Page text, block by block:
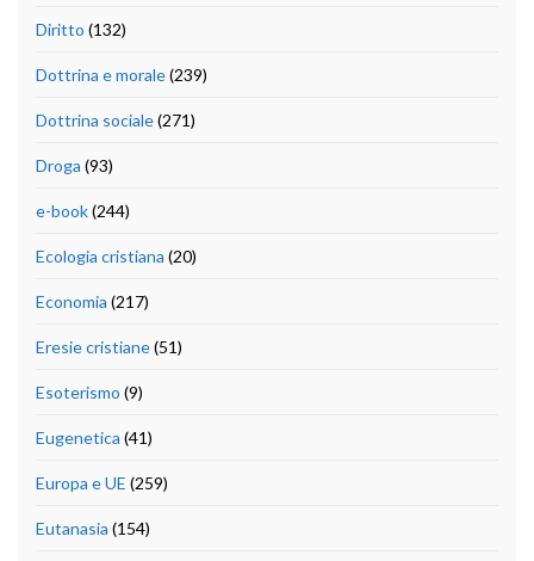
Diritto (132)
Dottrina e morale(239)
Dottrina sociale(271)
Droga (93)
e-book(244)
Ecologia cristiana (20)
Economia (217)
Eresie cristiane(51)
Esoterismo (9)
Eugenetica (41)
Europa e UE (259)
Eutanasia (154)